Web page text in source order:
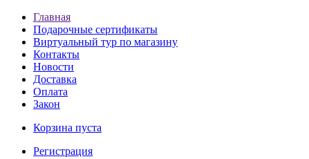
Главная
Подарочные сертификаты
Виртуальный тур по магазину
Контакты
Новости
Доставка
Оплата
Закон
Корзина пуста
Регистрация